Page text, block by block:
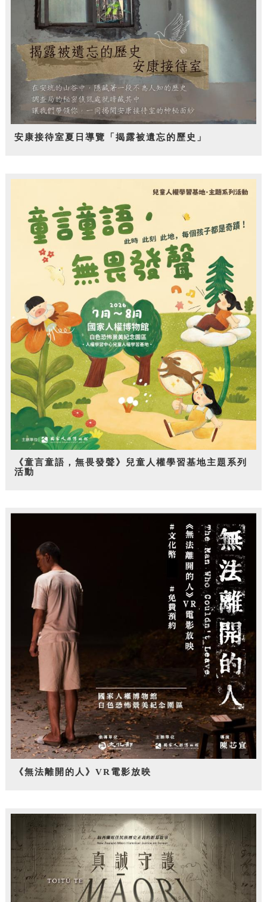
安康接待室夏日導覽「揭露被遺忘的歷史」
《童言童語，無畏發聲》兒童人權學習基地主題系列
活動
《無法離開的人》VR電影放映